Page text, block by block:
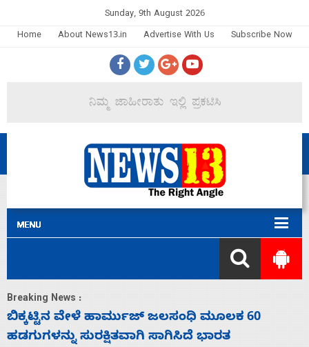
Sunday, 9th August 2026
Home
About News13.in Advertise With Us Subscribe Now
Breaking News :
ನಾಗೇಂದ್ರ ರಾಜೀನಾಮೆ ಕೊಡದಿದ್ದರೆ ಸದನ ನಡೆಸಲು
ಬಿಡೆವು: ಛಲವಾದಿ ನಾರಾಯಣಸ್ವಾಮಿ